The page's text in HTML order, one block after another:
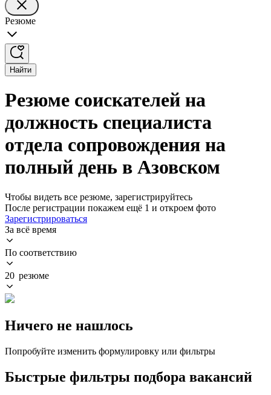
Резюме
Найти
Резюме соискателей на
должность специалиста
отдела сопровождения на
полный день в Азовском
Чтобы видеть все резюме, зарегистрируйтесь
После регистрации покажем ещё 1 и откроем фото
Зарегистрироваться
За всё время
По соответствию
20 резюме
Ничего не нашлось
Попробуйте изменить формулировку или фильтры
Быстрые фильтры подбора вакансий